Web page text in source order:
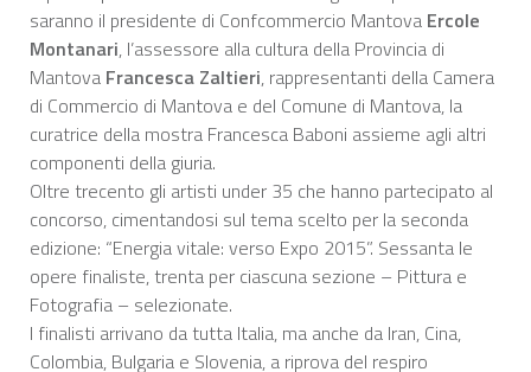
saranno il presidente di Confcommercio Mantova Ercole
Montanari, l’assessore alla cultura della Provincia di
Mantova Francesca Zaltieri, rappresentanti della Camera
di Commercio di Mantova e del Comune di Mantova, la
curatrice della mostra Francesca Baboni assieme agli altri
componenti della giuria.
Oltre trecento gli artisti under 35 che hanno partecipato al
concorso, cimentandosi sul tema scelto per la seconda
edizione: “Energia vitale: verso Expo 2015”. Sessanta le
opere finaliste, trenta per ciascuna sezione – Pittura e
Fotografia – selezionate.
I finalisti arrivano da tutta Italia, ma anche da Iran, Cina,
Colombia, Bulgaria e Slovenia, a riprova del respiro